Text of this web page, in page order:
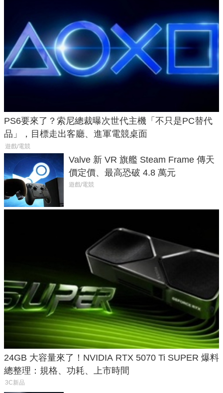
PS6要來了？索尼總裁曝次世代主機「不只是PC替代
品」，目標走出客廳、進軍電競桌面
遊戲/電競
Valve 新 VR 旗艦 Steam Frame 傳天
價定價、最高恐破 4.8 萬元
遊戲/電競
24GB 大容量來了！NVIDIA RTX 5070 Ti SUPER 爆料
總整理：規格、功耗、上市時間
3C新品